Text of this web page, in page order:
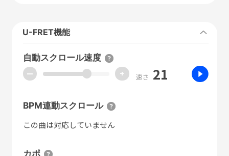
U-FRET機能
自動スクロール速度
ー + 速さ 21
BPM連動スクロール
この曲は対応していません
カポ